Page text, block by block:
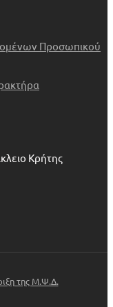
Προσωπικού
Κρήτης
της Μ.Ψ.Δ.